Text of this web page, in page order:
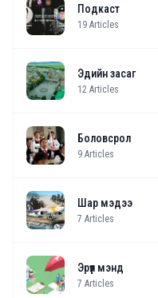
Подкаст
19 Articles
Эдийн засаг
12 Articles
Боловсрол
9 Articles
Шар мэдээ
7 Articles
Эрүүл мэнд
7 Articles